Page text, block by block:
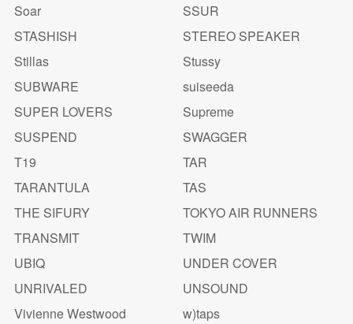
Soar
SSUR
STASHISH
STEREO SPEAKER
Stillas
Stussy
SUBWARE
suiseeda
SUPER LOVERS
Supreme
SUSPEND
SWAGGER
T19
TAR
TARANTULA
TAS
THE SIFURY
TOKYO AIR RUNNERS
TRANSMIT
TWIM
UBIQ
UNDER COVER
UNRIVALED
UNSOUND
Vivienne Westwood
w)taps